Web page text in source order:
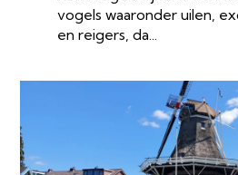
vogels waaronder uilen,
en reigers, da...